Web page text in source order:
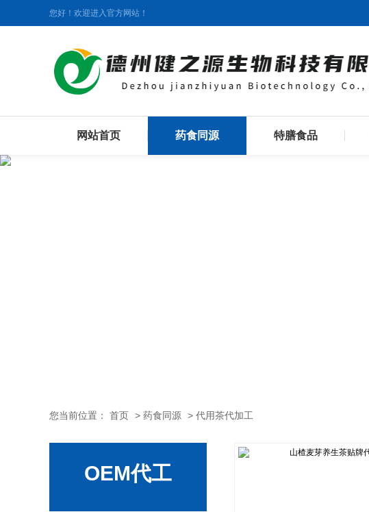
您好！欢迎进入官方网站！
网站首页 药食同源 特膳食品
您当前位置： 首页 > 药食同源 > 代用茶代加工
OEM代工